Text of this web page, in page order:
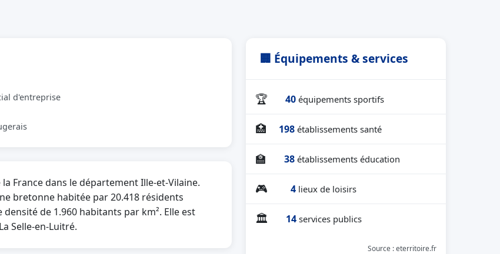
d'entreprise
France dans le département Ille-et-Vilaine.
bretonne habitée par 20.418 résidents
de 1.960 habitants par km². Elle est
Selle-en-Luitré.
🏢 Équipements & services
🏆 40 équipements sportifs
🏥 198 établissements santé
🏫 38 établissements éducation
🎮 4 lieux de loisirs
🏛 14 services publics
Source : eterritoire.fr